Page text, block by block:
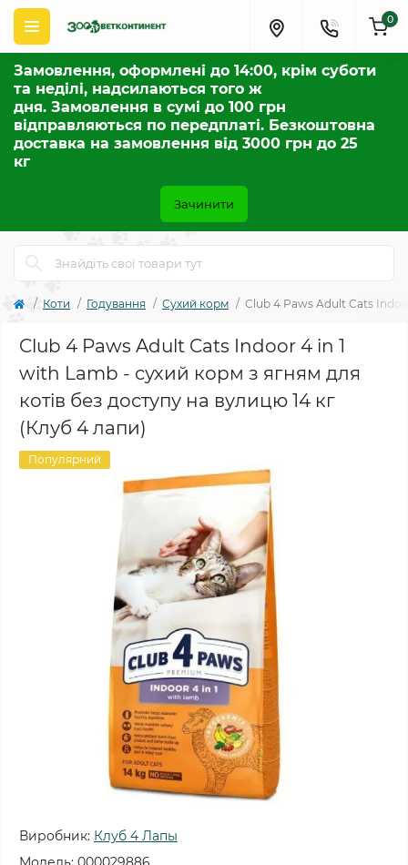
Замовлення, оформлені до 14:00, крім суботи
та неділі, надсилаються того ж
дня. Замовлення в сумі до 100 грн
відправляються по передплаті. Безкоштовна
доставка на замовлення від 3000 грн до 25
кг
Зачинити
0
Коти Годування Сухий корм Club 4 Paws Adult Cats
Club 4 Paws Adult Cats Indoor 4 in 1
with Lamb - сухий корм з ягням для
котів без доступу на вулицю 14 кг
(Клуб 4 лапи)
Популярний
Виробник: Клуб 4 Лапы